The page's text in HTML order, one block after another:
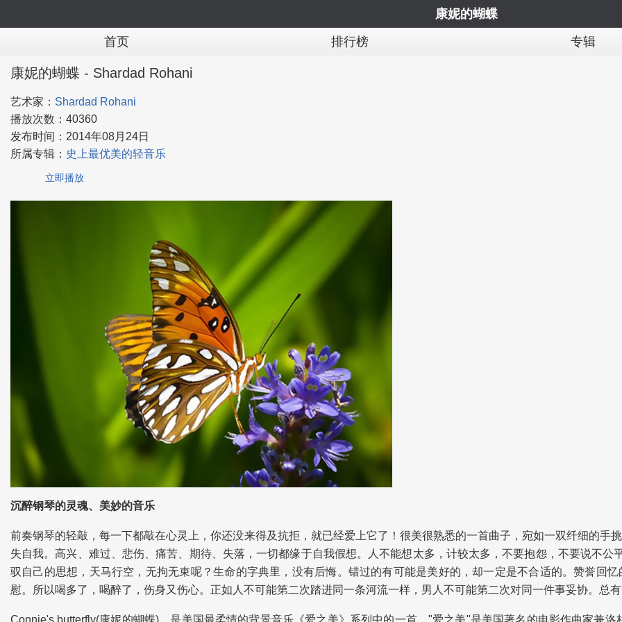
康妮的蝴蝶
首页
排行榜 专辑
康妮的蝴蝶 - Shardad Rohani
艺术家： Shardad Rohani
播放次数： 40360
发布时间： 2014年08月24日
所属专辑： 史上最优美的轻音乐
立即播放
沉醉钢琴的灵魂、美妙的音乐
前奏钢琴的轻敲，每一下都敲在心灵上，你还没来得及抗拒，就已经爱上它了！很美很熟悉的一首曲子，宛如一双纤细的手
失自我。高兴、难过、悲伤、痛苦、期待、失落，一切都缘于自我假想。人不能想太多，计较太多，不要抱怨，不要说不公
驭自己的思想，天马行空，无拘无束呢？生命的字典里，没有后悔。错过的有可能是美好的，却一定是不合适的。赞誉回
慰。所以喝多了，喝醉了，伤身又伤心。正如人不可能第二次踏进同一条河流一样，男人不可能第二次对同一件事妥协。总
Connie's butterfly(康妮的蝴蝶)，是美国最柔情的背景音乐《爱之美》系列中的一首。"爱之美"是美国著名的电影作曲家兼